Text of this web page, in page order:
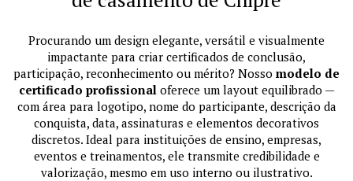
Procurando um design elegante, versátil e visualmente
impactante para criar certificados de conclusão,
participação, reconhecimento ou mérito? Nosso modelo de
certificado profissional oferece um layout equilibrado —
com área para logotipo, nome do participante, descrição da
conquista, data, assinaturas e elementos decorativos
discretos. Ideal para instituições de ensino, empresas,
eventos e treinamentos, ele transmite credibilidade e
valorização, mesmo em uso interno ou ilustrativo.